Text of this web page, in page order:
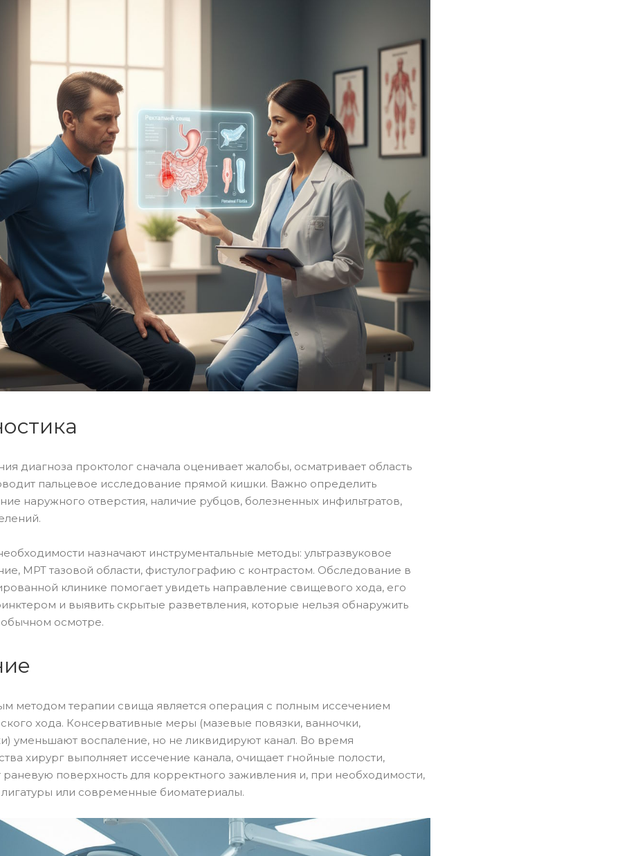
диагноза проктолог сначала оценивает жалобы, осматривает область
пальцевое исследование прямой кишки. Важно определить
наружного отверстия, наличие рубцов, болезненных инфильтратов,
назначают инструментальные методы: ультразвуковое
МРТ тазовой области, фистулографию с контрастом. Обследование в
клинике помогает увидеть направление свищевого хода, его
и выявить скрытые разветвления, которые нельзя обнаружить
осмотре.
методом терапии свища является операция с полным иссечением
хода. Консервативные меры (мазевые повязки, ванночки,
уменьшают воспаление, но не ликвидируют канал. Во время
хирург выполняет иссечение канала, очищает гнойные полости,
поверхность для корректного заживления и, при необходимости,
лигатуры или современные биоматериалы.